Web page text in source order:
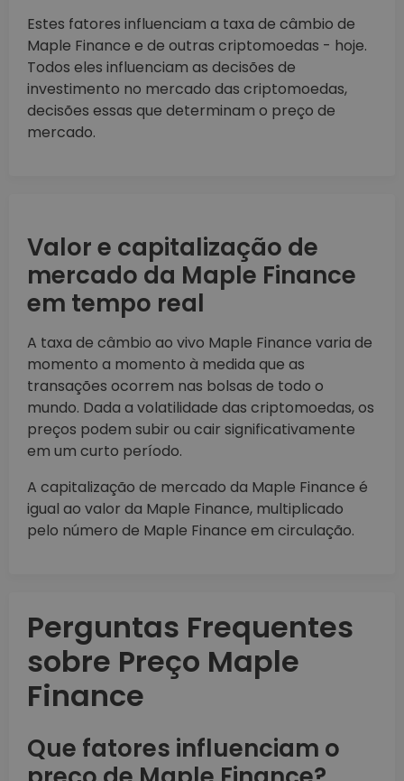
Estes fatores influenciam a taxa de câmbio de
Maple Finance e de outras criptomoedas - hoje.
Todos eles influenciam as decisões de
investimento no mercado das criptomoedas,
decisões essas que determinam o preço de
mercado.
Valor e capitalização de
mercado da Maple Finance
em tempo real
A taxa de câmbio ao vivo Maple Finance varia de
momento a momento à medida que as
transações ocorrem nas bolsas de todo o
mundo. Dada a volatilidade das criptomoedas, os
preços podem subir ou cair significativamente
em um curto período.
A capitalização de mercado da Maple Finance é
igual ao valor da Maple Finance, multiplicado
pelo número de Maple Finance em circulação.
Perguntas Frequentes
sobre Preço Maple
Finance
Que fatores influenciam o